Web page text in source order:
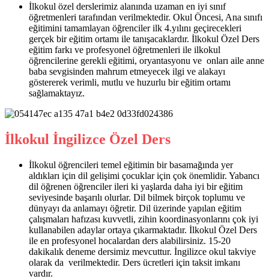
İlkokul özel derslerimiz alanında uzaman en iyi sınıf
öğretmenleri tarafından verilmektedir. Okul Öncesi, Ana sınıfı
eğitimini tamamlayan öğrenciler ilk 4.yılını geçirecekleri
gerçek bir eğitim ortamı ile tanışacaklardır. İlkokul Özel Ders
eğitim farkı ve profesyonel öğretmenleri ile ilkokul
öğrencilerine gerekli eğitimi, oryantasyonu ve onları aile anne
baba sevgisinden mahrum etmeyecek ilgi ve alakayı
göstererek verimli, mutlu ve huzurlu bir eğitim ortamı
sağlamaktayız.
İlkokul İngilizce Özel Ders
İlkokul öğrencileri temel eğitimin bir basamağında yer
aldıkları için dil gelişimi çocuklar için çok önemlidir. Yabancı
dil öğrenen öğrenciler ileri ki yaşlarda daha iyi bir eğitim
seviyesinde başarılı olurlar. Dil bilmek birçok toplumu ve
dünyayı da anlamayı öğretir. Dil üzerinde yapılan eğitim
çalışmaları hafızası kuvvetli, zihin koordinasyonlarını çok iyi
kullanabilen adaylar ortaya çıkarmaktadır. İlkokul Özel Ders
ile en profesyonel hocalardan ders alabilirsiniz. 15-20
dakikalık deneme dersimiz mevcuttur. İngilizce okul takviye
olarak da verilmektedir. Ders ücretleri için taksit imkanı
vardır.